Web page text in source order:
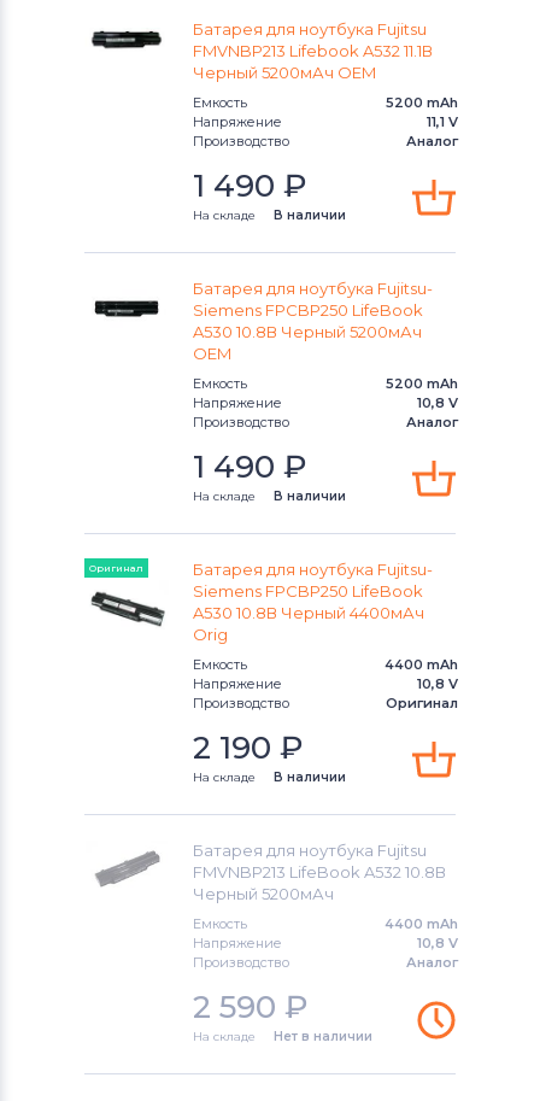
Notebookguru
Аккумуляторы для ноутбуков
Аккумуляторы для ноутбуков
Аккумуляторы для ноутбуковApple
Аккумуляторы для ноутбуков
Аккумуляторы для ноутбуков
Аккумуляторы для ноутбуков
Fujitsu
Аккумуляторы для ноутбуков
Аккумуляторы для ноутбуков
Аккумуляторы для ноутбуковSony
Аккумуляторы для ноутбуков
Fujitsu-Siemens
Аккумуляторы для ноутбуков
Аккумуляторы для ноутбуков
Аккумуляторы для ноутбуков
Батарея для ноутбука Fujitsu
FMVNBP213 Lifebook A532 11.1В
Черный 5200мАч OEM
Емкость
5200 mAh
Напряжение
11,1 V
Производство
Аналог
1 490 ₽
На складе В наличии
Батарея для ноутбука Fujitsu-
Siemens FPCBP250 LifeBook
A530 10.8В Черный 5200мАч
OEM
Емкость
5200 mAh
Напряжение
10,8 V
Производство
Аналог
1 490 ₽
На складе В наличии
Оригинал
Батарея для ноутбука Fujitsu-
Siemens FPCBP250 LifeBook
A530 10.8В Черный 4400мАч
Orig
Емкость
4400 mAh
Напряжение
10,8 V
Производство
Оригинал
2 190 ₽
На складе В наличии
Батарея для ноутбука Fujitsu
FMVNBP213 LifeBook A532 10.8В
Черный 5200мАч
Емкость
4400 mAh
Напряжение
10,8 V
Производство
Аналог
2 590 ₽
На складе Нет в наличии